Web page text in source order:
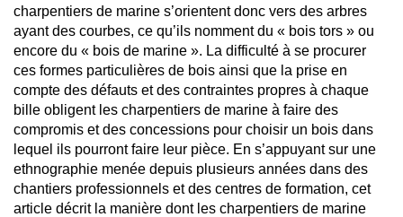
charpentiers de marine s’orientent donc vers des arbres
ayant des courbes, ce qu’ils nomment du « bois tors » ou
encore du « bois de marine ». La difficulté à se procurer
ces formes particulières de bois ainsi que la prise en
compte des défauts et des contraintes propres à chaque
bille obligent les charpentiers de marine à faire des
compromis et des concessions pour choisir un bois dans
lequel ils pourront faire leur pièce. En s’appuyant sur une
ethnographie menée depuis plusieurs années dans des
chantiers professionnels et des centres de formation, cet
article décrit la manière dont les charpentiers de marine